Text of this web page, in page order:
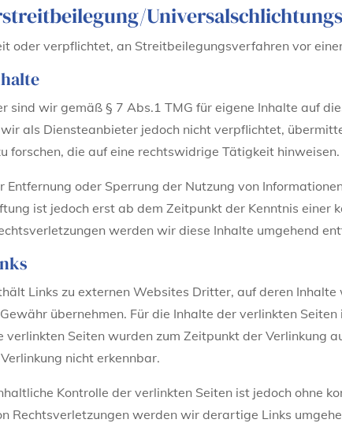
oder verpflichtet, an Streitbeilegungsverfahren vor
sind wir gemäß § 7 Abs.1 TMG für eigene Inhalte auf
als Diensteanbieter jedoch nicht verpflichtet,
forschen, die auf eine rechtswidrige Tätigkeit hinweisen.
Entfernung oder Sperrung der Nutzung von
ist jedoch erst ab dem Zeitpunkt der Kenntnis einer
werden wir diese Inhalte umgehend
Links zu externen Websites Dritter, auf deren
übernehmen. Für die Inhalte der verlinkten
Seiten wurden zum Zeitpunkt der Verlinkung
nicht erkennbar.
Kontrolle der verlinkten Seiten ist jedoch ohne
Rechtsverletzungen werden wir derartige Links